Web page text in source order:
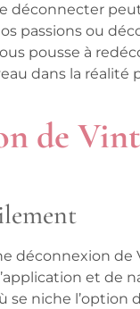
déconnecter
passions ou
pousse à
dans la réalité
de
déconnexion
et de
niche l’option